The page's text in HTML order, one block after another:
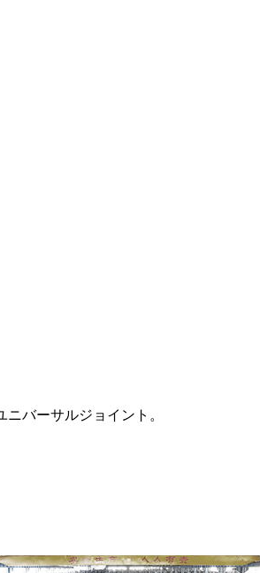
バーサルジョイント。